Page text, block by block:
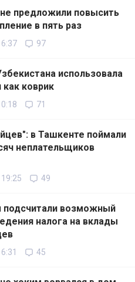
предложили повысить
в пять раз
97
использовала
коврик
71
в Ташкенте поймали
неплательщиков
49
возможный
налога на вклады
45